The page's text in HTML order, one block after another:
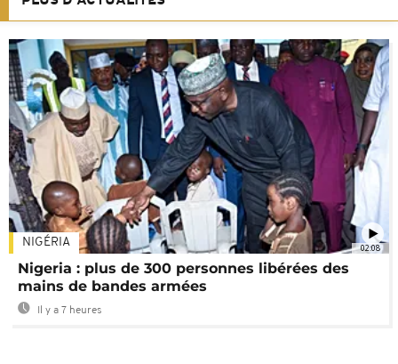
02:08
NIGÉRIA
Nigeria : plus de 300 personnes libérées des
mains de bandes armées
Il y a 7 heures